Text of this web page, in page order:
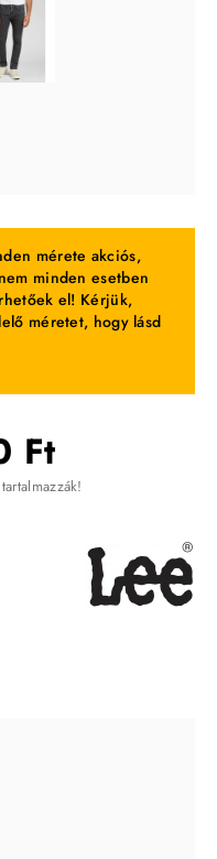
Ft
mérete akciós,
minden esetben
el! Kérjük,
méretet, hogy lásd